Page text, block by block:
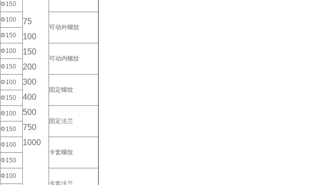
75
100
150
200
300
400
500
750
1000
Φ150
Φ100
可动外螺纹
Φ150
Φ100
可动内螺纹
Φ150
Φ100
固定螺纹
Φ150
Φ100
固定法兰
Φ150
Φ100
卡套螺纹
Φ150
Φ100
卡套法兰